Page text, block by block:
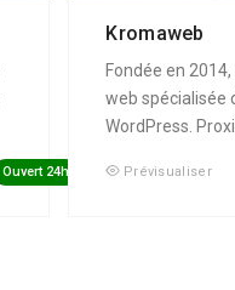
Ouvert 24h
Kromaweb
Fondée en
web spécialisée
WordPress.
Prévisualiser